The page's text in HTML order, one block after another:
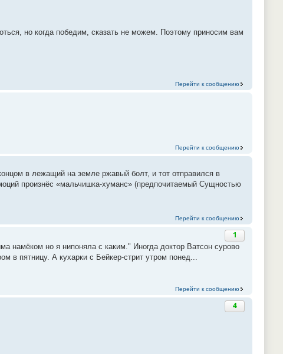
но когда победим, сказать не можем. Поэтому приносим вам
Перейти к сообщению
Перейти к сообщению
в лежащий на земле ржавый болт, и тот отправился в
произнёс «мальчишка-хуманс» (предпочитаемый Сущностью
Перейти к сообщению
1
намёком но я нипоняла с каким." Иногда доктор Ватсон сурово
в пятницу. А кухарки с Бейкер-стрит утром понед...
Перейти к сообщению
4